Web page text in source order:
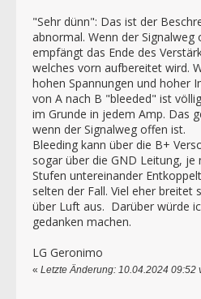
"Sehr dünn": Das ist der
abnormal. Wenn der Signalweg
empfängt das Ende des
welches vorn aufbereitet wird.
hohen Spannungen und hoher
von A nach B "bleeded" ist
im Grunde in jedem Amp. Das
wenn der Signalweg offen ist.
Bleeding kann über die B+
sogar über die GND Leitung, je
Stufen untereinander
selten der Fall. Viel eher breitet
über Luft aus. Darüber würde
gedanken machen.
LG Geronimo
« Letzte Änderung: 10.04.2024 09:52